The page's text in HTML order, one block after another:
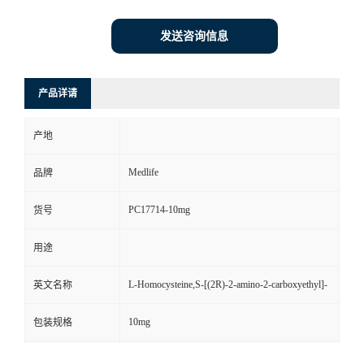
发送咨询信息
产品详请
产地
品牌 Medlife
货号 PC17714-10mg
用途
英文名称 L-Homocysteine,S-[(2R)-2-amino-2-carboxyethyl]-
包装规格 10mg